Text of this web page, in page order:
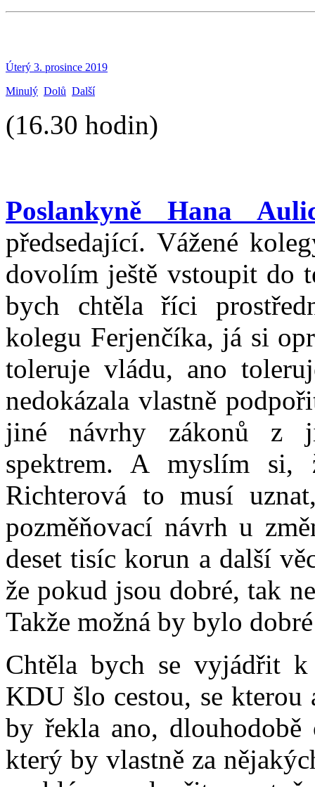
Úterý 3. prosince 2019
Minulý Dolů Další
(16.30 hodin)
Poslankyně Hana
předsedající. Vážené
dovolím ještě vstoupit do
bych chtěla říci
kolegu Ferjenčíka, já si
toleruje vládu, ano
nedokázala vlastně
jiné návrhy zákonů z
spektrem. A myslím si,
Richterová to musí
pozměňovací návrh u
deset tisíc korun a další
že pokud jsou dobré, tak
Takže možná by bylo
Chtěla bych se vyjádřit
KDU šlo cestou, se
by řekla ano,
který by vlastně za